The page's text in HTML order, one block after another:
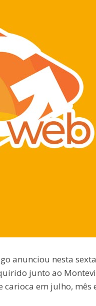
anunciou nesta
junto ao
em julho,